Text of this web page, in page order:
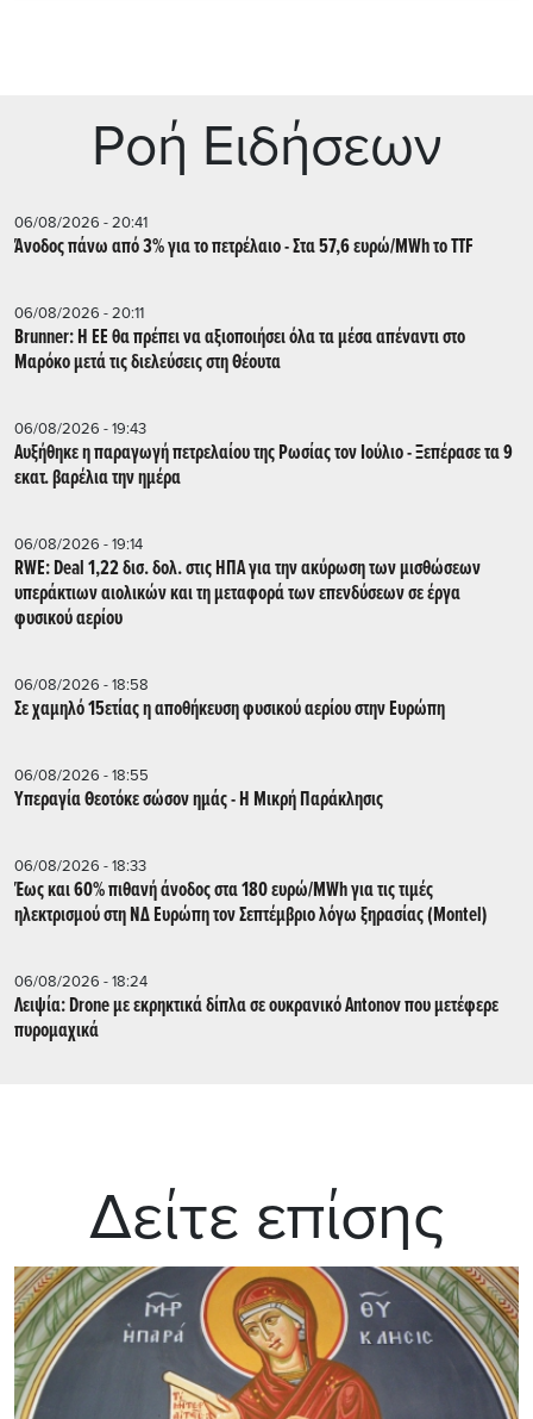
Ρoή Ειδήσεων
06/08/2026 - 20:41
Άνοδος πάνω από 3% για το πετρέλαιο - Στα 57,6 ευρώ/MWh το TTF
06/08/2026 - 20:11
Brunner: Η ΕΕ θα πρέπει να αξιοποιήσει όλα τα μέσα απέναντι στο
Μαρόκο μετά τις διελεύσεις στη Θέουτα
06/08/2026 - 19:43
Αυξήθηκε η παραγωγή πετρελαίου της Ρωσίας τον Ιούλιο - Ξεπέρασε τα 9
εκατ. βαρέλια την ημέρα
06/08/2026 - 19:14
RWE: Deal 1,22 δισ. δολ. στις ΗΠΑ για την ακύρωση των μισθώσεων
υπεράκτιων αιολικών και τη μεταφορά των επενδύσεων σε έργα
φυσικού αερίου
06/08/2026 - 18:58
Σε χαμηλό 15ετίας η αποθήκευση φυσικού αερίου στην Ευρώπη
06/08/2026 - 18:55
Υπεραγία Θεοτόκε σώσον ημάς - Η Μικρή Παράκλησις
06/08/2026 - 18:33
Έως και 60% πιθανή άνοδος στα 180 ευρώ/MWh για τις τιμές
ηλεκτρισμού στη ΝΔ Ευρώπη τον Σεπτέμβριο λόγω ξηρασίας (Montel)
06/08/2026 - 18:24
Λειψία: Drone με εκρηκτικά δίπλα σε ουκρανικό Antonov που μετέφερε
πυρομαχικά
Δείτε επίσης